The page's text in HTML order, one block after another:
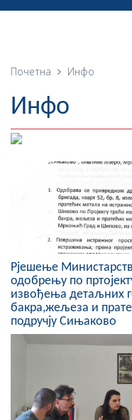
Историја
Географија
Насељена
Занимљивости
Фотогалерија
О Начелнику
Замјеник
Извјештај о
Статут Општине
Почетна Инфо
Инфо
Рјешење
одобрењу по
извођења детаљних
бакра,жељеза и
подручју Сињаково